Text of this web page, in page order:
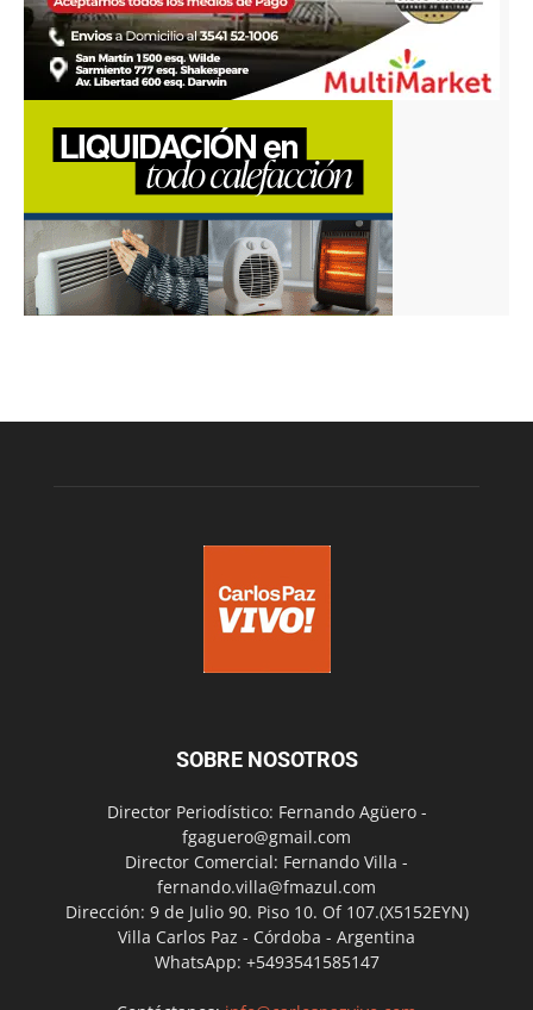
SOBRE NOSOTROS
Director Periodístico: Fernando Agüero -
fgaguero@gmail.com
Director Comercial: Fernando Villa -
fernando.villa@fmazul.com
Dirección: 9 de Julio 90. Piso 10. Of 107.(X5152EYN)
Villa Carlos Paz - Córdoba - Argentina
WhatsApp: +5493541585147